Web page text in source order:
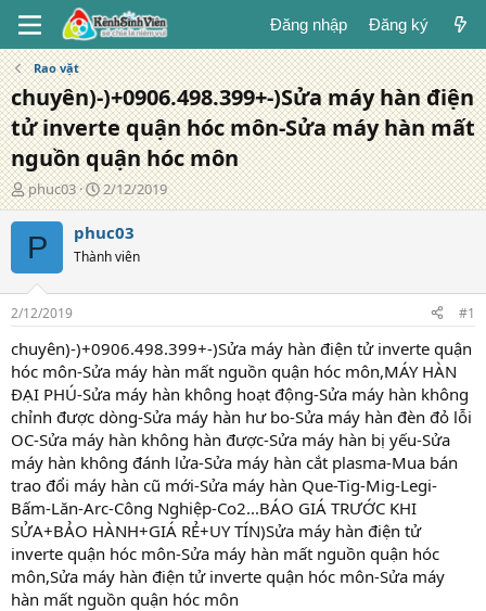
Đăng nhập Đăng ký
Rao vặt
chuyên)-)+0906.498.399+-)Sửa máy hàn điện
tử inverte quận hóc môn-Sửa máy hàn mất
nguồn quận hóc môn
T
á
c
g
ả
phuc03
N
g
à
y
đ
g
2/12/2019
P phuc03
Thành viên
2/12/2019 #1
chuyên)-)+0906.498.399+-)Sửa máy hàn điện tử inverte quận
hóc môn-Sửa máy hàn mất nguồn quận hóc môn,MÁY HÀN
ĐẠI PHÚ-Sửa máy hàn không hoạt động-Sửa máy hàn không
chỉnh được dòng-Sửa máy hàn hư bo-Sửa máy hàn đèn đỏ lỗi
OC-Sửa máy hàn không hàn được-Sửa máy hàn bị yếu-Sửa
máy hàn không đánh lửa-Sửa máy hàn cắt plasma-Mua bán
trao đổi máy hàn cũ mới-Sửa máy hàn Que-Tig-Mig-Legi-
Bấm-Lăn-Arc-Công Nghiệp-Co2...BÁO GIÁ TRƯỚC KHI
SỬA+BẢO HÀNH+GIÁ RẺ+UY TÍN)Sửa máy hàn điện tử
inverte quận hóc môn-Sửa máy hàn mất nguồn quận hóc
môn,Sửa máy hàn điện tử inverte quận hóc môn-Sửa máy
hàn mất nguồn quận hóc môn